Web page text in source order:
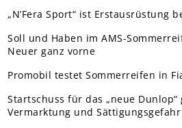
„N’Fera Sport“ ist Erstausrüstung
Soll und Haben im AMS-
Neuer ganz vorne
Promobil testet Sommerreifen in
Startschuss für das „neue
Vermarktung und Sättigungsgefahr